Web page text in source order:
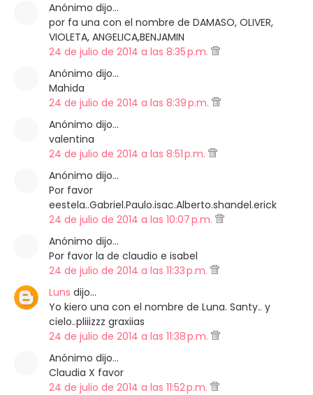
Anónimo dijo…
por fa una con el nombre de DAMASO, OLIVER,
VIOLETA, ANGELICA,BENJAMIN
24 de julio de 2014 a las 8:35 p.m.
Anónimo dijo…
Mahida
24 de julio de 2014 a las 8:39 p.m.
Anónimo dijo…
valentina
24 de julio de 2014 a las 8:51 p.m.
Anónimo dijo…
Por favor
eestela..Gabriel.Paulo.isac.Alberto.shandel.erick
24 de julio de 2014 a las 10:07 p.m.
Anónimo dijo…
Por favor la de claudio e isabel
24 de julio de 2014 a las 11:33 p.m.
Luns dijo…
Yo kiero una con el nombre de Luna. Santy.. y
cielo..pliiizzz graxiias
24 de julio de 2014 a las 11:38 p.m.
Anónimo dijo…
Claudia X favor
24 de julio de 2014 a las 11:52 p.m.